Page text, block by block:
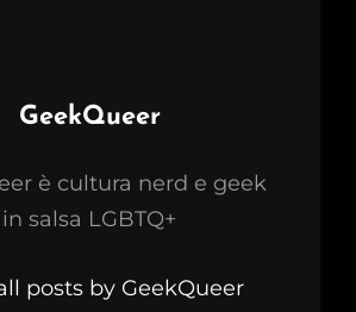
Author:
GeekQueer
è cultura nerd e geek
in salsa LGBTQ+
posts by GeekQueer